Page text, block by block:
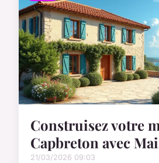
Construisez votre
Capbreton avec
21/03/2026 09:03